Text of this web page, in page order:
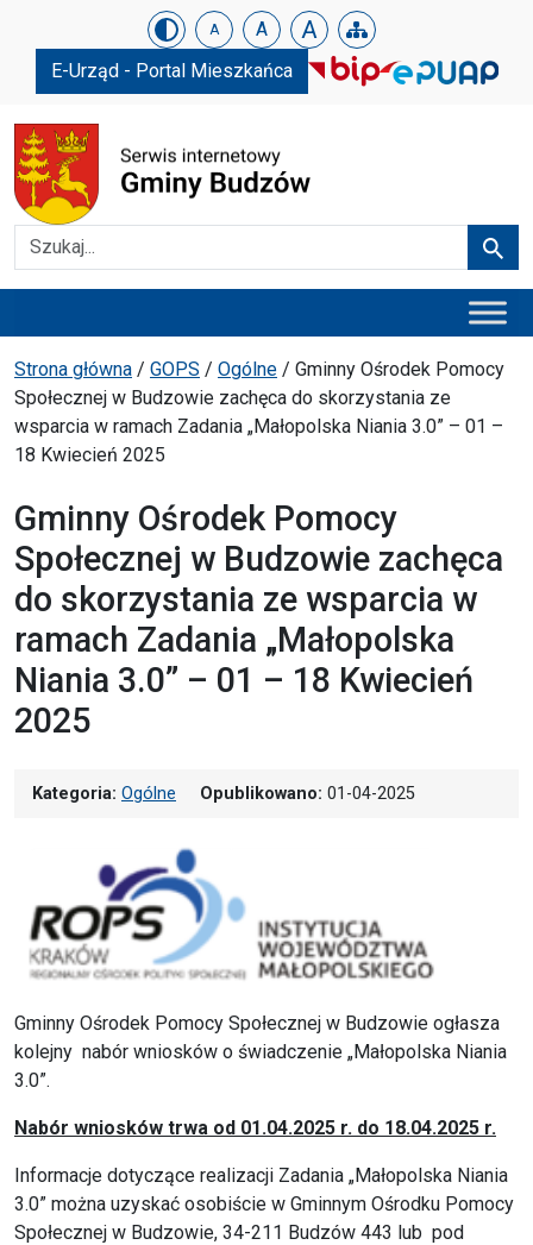
Urząd Gminy w Budzowie
Skip menu A A A
E-Urząd - Portal Mieszkańca
Szukaj
Ścieżka powrotu
Strona główna / GOPS / Ogólne / Gminny Ośrodek Pomocy
Społecznej w Budzowie zachęca do skorzystania ze
wsparcia w ramach Zadania „Małopolska Niania 3.0” – 01 –
18 Kwiecień 2025
Gminny Ośrodek Pomocy
Społecznej w Budzowie zachęca
do skorzystania ze wsparcia w
ramach Zadania „Małopolska
Niania 3.0” – 01 – 18 Kwiecień
2025
Kategoria: Ogólne Opublikowano: 01-04-2025
Gminny Ośrodek Pomocy Społecznej w Budzowie ogłasza
kolejny nabór wniosków o świadczenie „Małopolska Niania
3.0”.
Nabór wniosków trwa od 01.04.2025 r. do 18.04.2025 r.
Informacje dotyczące realizacji Zadania „Małopolska Niania
3.0” można uzyskać osobiście w Gminnym Ośrodku Pomocy
Społecznej w Budzowie, 34-211 Budzów 443 lub pod